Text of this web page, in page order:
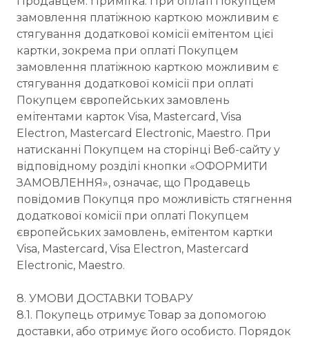
замовлення платіжною карткою можливим є
стягування додаткової комісії емітентом цієї
картки, зокрема при оплаті Покупцем
замовлення платіжною карткою можливим є
стягування додаткової комісії при оплаті
Покупцем європейських замовлень
емітентами карток Visa, Mastercard, Visa
Electron, Mastercard Electronic, Maestro. При
натисканні Покупцем на сторінці Веб-сайту у
відповідному розділі кнопки «ОФОРМИТИ
ЗАМОВЛЕННЯ», означає, що Продавець
повідомив Покупця про можливість стягнення
додаткової комісії при оплаті Покупцем
європейських замовлень, емітентом картки
Visa, Mastercard, Visa Electron, Mastercard
Electronic, Maestro.
8. УМОВИ ДОСТАВКИ ТОВАРУ
8.1. Покупець отримує Товар за допомогою
доставки, або отримує його особисто. Порядок